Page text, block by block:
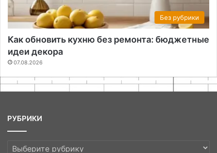
Без рубрики
Как обновить кухню без ремонта: бюджетные
идеи декора
07.08.2026
РУБРИКИ
РУБРИКИ